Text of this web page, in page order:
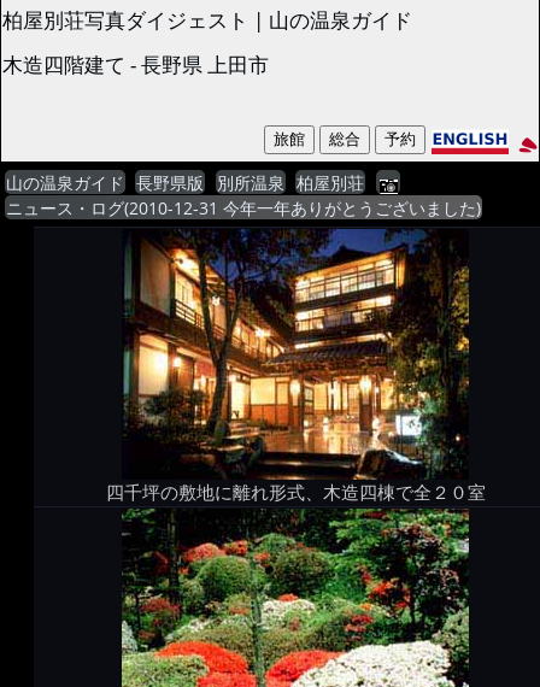
柏屋別荘写真ダイジェスト | 山の温泉ガイド
木造四階建て - 長野県 上田市
山の温泉ガイド 長野県版 別所温泉
柏屋別荘
ニュース・ログ(2010-12-31 今年一年ありがとうございました)
四千坪の敷地に離れ形式、木造四棟で全２０室